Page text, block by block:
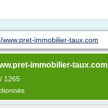
www.pret-immobilier-taux.com
immobilier-taux.com
1265